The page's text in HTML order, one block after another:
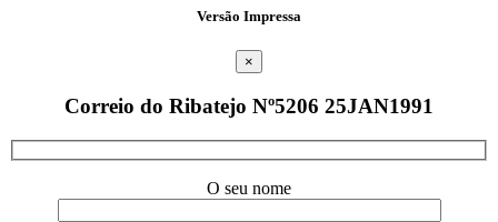
Versão Impressa
×
Correio do Ribatejo Nº5206 25JAN1991
O seu nome